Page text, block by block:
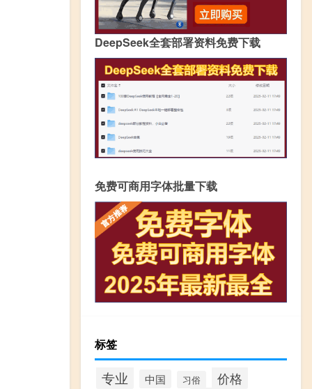
DeepSeek全套部署资料免费下载
免费可商用字体批量下载
标签
专业 中国 习俗 价格